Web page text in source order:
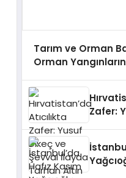
Tarım ve Orman
Orman
Zafer: